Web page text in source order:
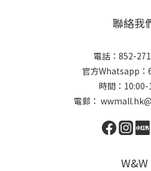
聯絡我
電話：852-
官方Whatsapp：
時間：10:00-
電郵：
W&W